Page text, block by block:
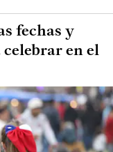
fechas y
en el